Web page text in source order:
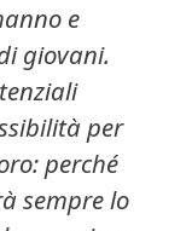
e
giovani.
per
perché
sempre lo